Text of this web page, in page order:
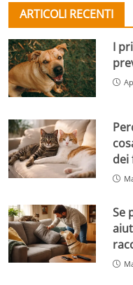
ARTICOLI RECENTI
I
dei
Se